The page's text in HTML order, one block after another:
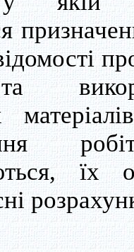
їх